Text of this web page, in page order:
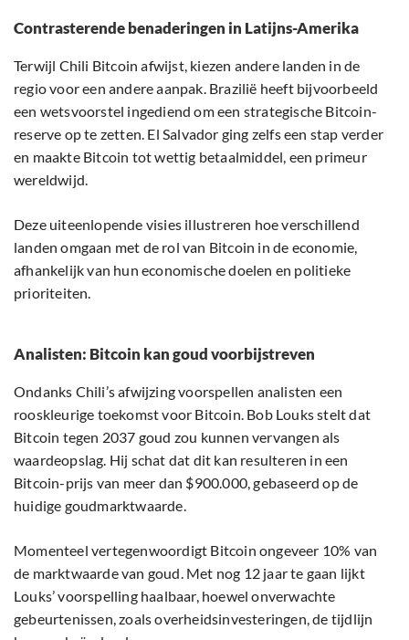
Contrasterende benaderingen in Latijns-Amerika
Terwijl Chili Bitcoin afwijst, kiezen andere landen in de
regio voor een andere aanpak. Brazilië heeft bijvoorbeeld
een wetsvoorstel ingediend om een strategische Bitcoin-
reserve op te zetten. El Salvador ging zelfs een stap verder
en maakte Bitcoin tot wettig betaalmiddel, een primeur
wereldwijd.
Deze uiteenlopende visies illustreren hoe verschillend
landen omgaan met de rol van Bitcoin in de economie,
afhankelijk van hun economische doelen en politieke
prioriteiten.
Analisten: Bitcoin kan goud voorbijstreven
Ondanks Chili’s afwijzing voorspellen analisten een
rooskleurige toekomst voor Bitcoin. Bob Louks stelt dat
Bitcoin tegen 2037 goud zou kunnen vervangen als
waardeopslag. Hij schat dat dit kan resulteren in een
Bitcoin-prijs van meer dan $900.000, gebaseerd op de
huidige goudmarktwaarde.
Momenteel vertegenwoordigt Bitcoin ongeveer 10% van
de marktwaarde van goud. Met nog 12 jaar te gaan lijkt
Louks’ voorspelling haalbaar, hoewel onverwachte
gebeurtenissen, zoals overheidsinvesteringen, de tijdlijn